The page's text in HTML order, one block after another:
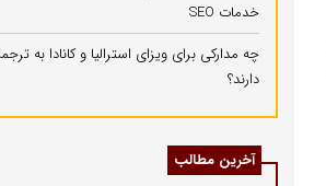
خدمات SEO
چه مدارکی برای ویزای استرالیا و کانادا به
دارند؟
آخرین مطالب